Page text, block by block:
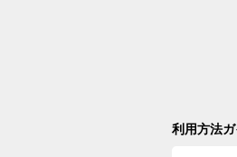
利用方法